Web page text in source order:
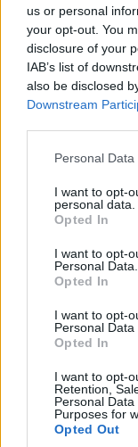
us or personal
your opt-out. You
disclosure of your
IAB’s list of
also be disclosed
Downstream
Please note that
not limited to your
grant or deny
use your data for
consent section.
Personal
I want to opt-
personal data.
Opted In
I want to opt-
Personal Data.
Opted In
I want to opt-
Personal Data
Opted In
I want to opt-
Retention,
Personal
Purposes for
Opted Out
Nem
Can it run
adni a teszt
Elite-alapú
részletességgel,
fogadod el,
sebességhez
A többi játék
is szépen